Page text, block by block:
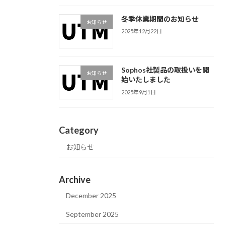
お知らせ 冬季休業期間のお知らせ
2025年12月22日
お知らせ
Sophos社製品の取扱いを開
始いたしました
2025年9月1日
Category
お知らせ
Archive
December 2025
September 2025